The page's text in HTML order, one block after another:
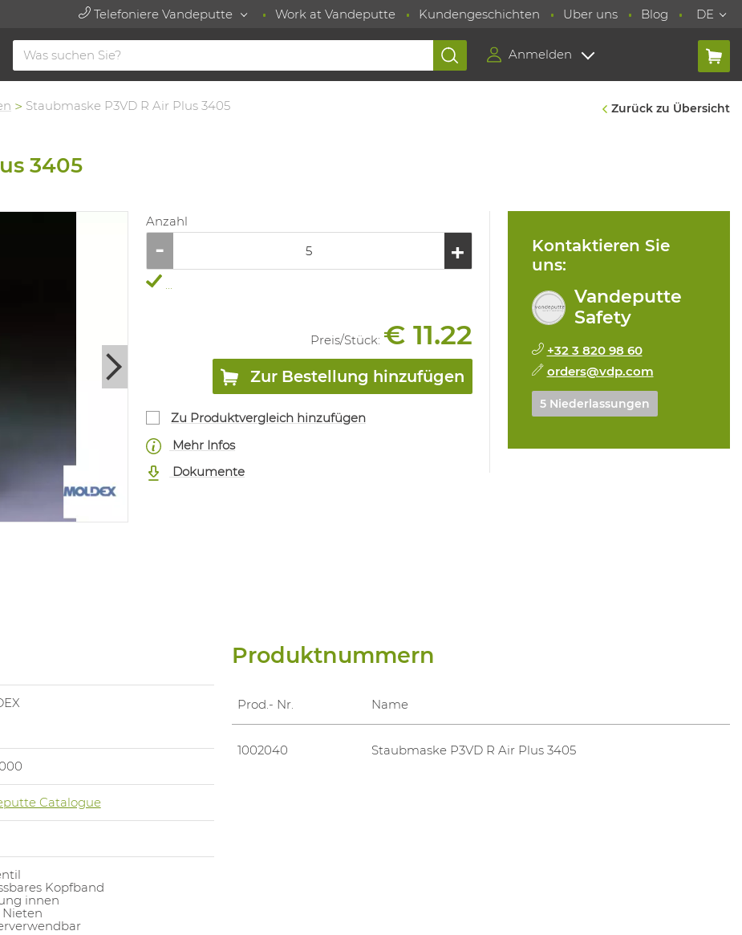
Telefoniere Vandeputte Work at Vandeputte Kundengeschichten Uber uns Blog DE
Anmelden
Staubmaske P3VD R Air Plus 3405 Zurück zu Übersicht
3405
Anzahl
...
Preis/Stück: € 11.22
Zur Bestellung hinzufügen
Zu Produktvergleich hinzufügen
Mehr Infos
Dokumente
Kontaktieren Sie
uns:
Vandeputte
Safety
+32 3 820 98 60
orders@vdp.com
5 Niederlassungen
Catalogue
Kopfband
innen
Produktnummern
Prod.- Nr. Name
1002040 Staubmaske P3VD R Air Plus 3405